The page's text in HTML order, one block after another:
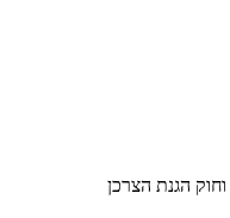
וחוק הגנת הצרכן